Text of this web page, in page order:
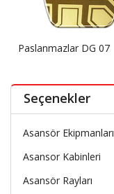
Paslanmazlar DG 07
Seçenekler
Asansör Ekipmanları
Asansor Kabinleri
Asansör Rayları